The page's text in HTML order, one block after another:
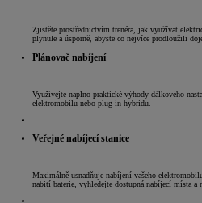
Zjistěte prostřednictvím trenéra, jak využívat
plynule a úsporně, abyste co nejvíce prodloužili
Plánovač nabíjení
Využívejte naplno praktické výhody dálkového
elektromobilu nebo plug-in hybridu.
Veřejné nabíjecí stanice
Maximálně usnadňuje nabíjení vašeho
nabití baterie, vyhledejte dostupná nabíjecí místa a